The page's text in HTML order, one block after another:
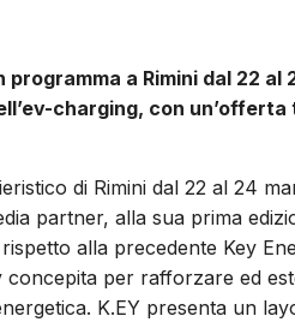
a Rimini dal 22 al
charging, con
di Rimini dal 22 al 24
partner, alla sua prima
alla precedente Key
per rafforzare ed
K.EY presenta un